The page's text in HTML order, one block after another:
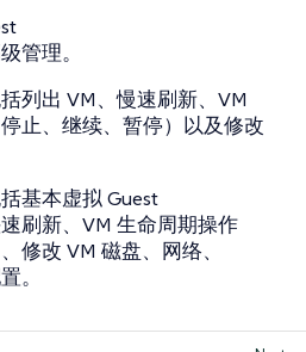
管理。
列出 VM、慢速刷新、VM
止、继续、暂停）以及修改
基本虚拟 Guest
刷新、VM 生命周期操作
修改 VM 磁盘、网络、
。